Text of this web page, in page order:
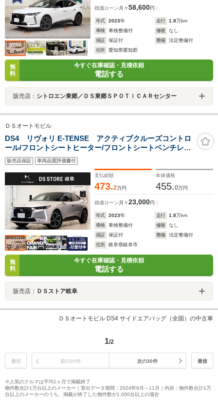
残価ローン 月々58,600円
年式 2023年 走行 1.8万km
車検
車検整備付 修復
なし
保証
保証付 整備
法定整備付
住所
愛知県愛知郡
無
料
今すぐ在庫確認・見積依頼
電話する
販売店： シトロエン東郷／ＤＳ東郷ＳＰＯＴｉＣＡＲセンター
ＤＳオートモビル
DS4 リヴォリ E-TENSE アクティブクルーズコントロ
ール/フロントシートヒーター/フロントシートベンチレー
ション/ステアリングヒーター/10インチタッチスクリー
ン/19インチアルミホイール
販売店保証 車両品質評価書付
支払総額
473.2万円
本体価格
455.0万円
残価ローン 月々23,000円
年式 2023年 走行 1.8万km
車検
車検整備付 修復
なし
保証
保証付 整備
法定整備付
住所
岐阜県岐阜市
無
料
今すぐ在庫確認・見積依頼
電話する
販売店： ＤＳストア岐阜
ＤＳオートモビル DS4 サイドエアバッグ（全国）の中古車
1/2
最初 前の30件 次の30件 最後
※人気のクルマは平均1ヶ月で掲載終了
物件数合計1万台以上のメーカー｜算出データ期間：2024年9月～11月｜内容：物件数合計1万
台以上のメーカーのうち、掲載が終了した物件数が1,000台以上の場合